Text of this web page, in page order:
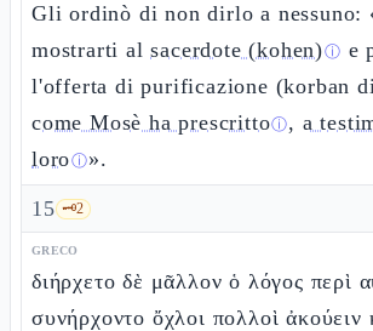
Gli ordinò di non dirlo a nessuno:
mostrarti alsacerdote (kohen)ⓘ e
l'offerta di purificazione (korban
come Mosè ha prescrittoⓘ, a
loroⓘ».
15 🗝️2
GRECO
διήρχετο δὲ μᾶλλον ὁ λόγος περὶ
συνήρχοντο ὄχλοι πολλοὶ ἀκούειν